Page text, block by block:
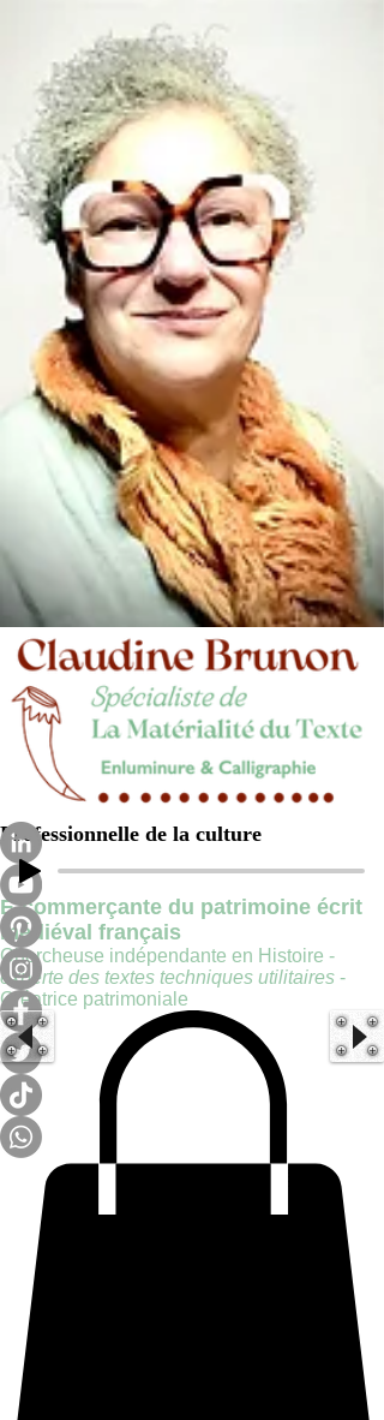
Professionnelle de la culture
E-commerçante du patrimoine écrit
médiéval français
Chercheuse indépendante en Histoire -
experte des textes techniques utilitaires -
Créatrice patrimoniale